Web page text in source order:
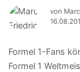
von
Formel 1-Fans
Formel 1